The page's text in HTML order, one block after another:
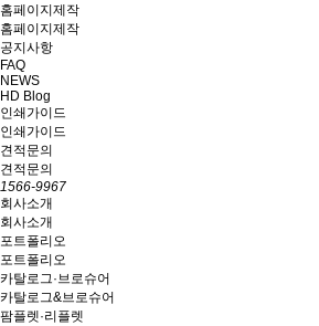
홈페이지제작
홈페이지제작
공지사항
FAQ
NEWS
HD Blog
인쇄가이드
인쇄가이드
견적문의
견적문의
1566-9967
회사소개
회사소개
포트폴리오
포트폴리오
카탈로그·브로슈어
카탈로그&브로슈어
팜플렛·리플렛